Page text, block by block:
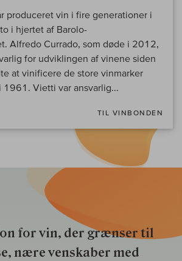
produceret vin i fire generationer i
i hjertet af Barolo-
Alfredo Currado, som døde i 2012,
for udviklingen af vinene siden
at vinificere de store vinmarker
1961. Vietti var ansvarlig...
TIL VINBONDEN
for vin, der grænser til
nære venskaber med